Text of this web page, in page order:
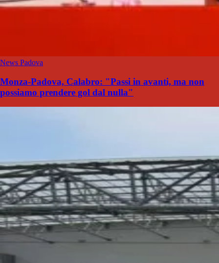
News Padova
Monza-Padova, Calabro: "Passi in avanti, ma non
possiamo prendere gol dal nulla"